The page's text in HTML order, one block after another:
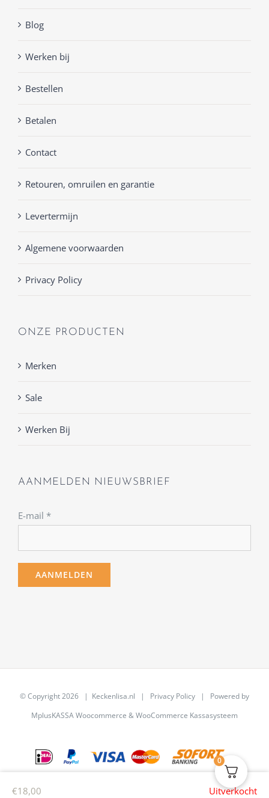
€18,00 Uitverkocht
Blog
Werken bij
Bestellen
Betalen
Contact
Retouren, omruilen en garantie
Levertermijn
Algemene voorwaarden
Privacy Policy
ONZE PRODUCTEN
Merken
Sale
Werken Bij
AANMELDEN NIEUWSBRIEF
E-mail *
© Copyright2026 | Keckenlisa.nl | Privacy Policy | Powered by
MplusKASSA Woocommerce &WooCommerce Kassasysteem
0